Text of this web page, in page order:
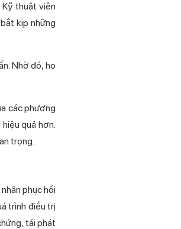
thuật viên
kịp những
Nhờ đó, họ
các phương
quả hơn.
trọng.
phục hồi
trình điều trị
tái phát